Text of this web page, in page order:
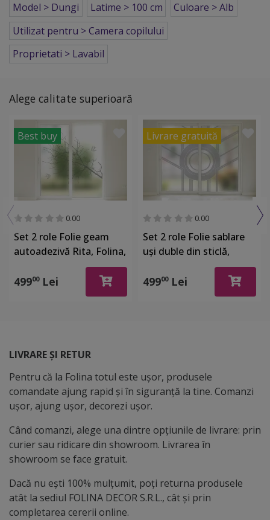
Model > Dungi Latime > 100 cm
Culoare > Alb
Utilizat pentru > Camera copilului
Proprietati > Lavabil
Alege calitate superioară
Best buy
0.00
Set 2 role Folie geam
autoadezivă Rita, Folina,
model copac, role de
100x210 cm
49900Lei
Livrare gratuită
0.00
Set 2 role Folie sablare
uşi duble din sticlă,
Greta, 210x100cm
49900Lei
LIVRARE ȘI RETUR
Pentru că la Folina totul este ușor, produsele
comandate ajung rapid și în siguranță la tine. Comanzi
ușor, ajung ușor, decorezi ușor.
Când comanzi, alege una dintre opțiunile de livrare: prin
curier sau ridicare din showroom. Livrarea în
showroom se face gratuit.
Dacă nu ești 100% mulțumit, poți returna produsele
atât la sediul FOLINA DECOR S.R.L., cât și prin
completarea cererii online.